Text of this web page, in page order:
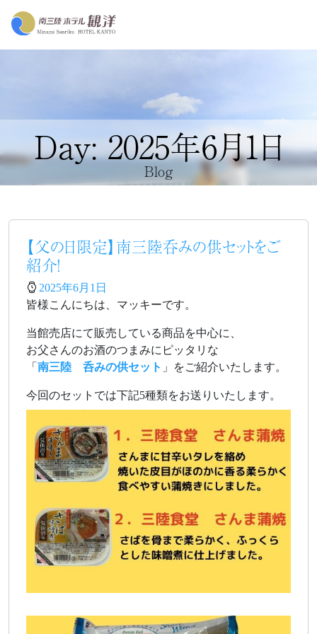
Day: 2025年6月1日
Blog
【父の日限定】南三陸呑みの供セットをご
紹介！
2025年6月1日
皆様こんにちは、マッキーです。
当館売店にて販売している商品を中心に、
お父さんのお酒のつまみにピッタリな
「 南三陸 呑みの供セット 」をご紹介いたします。
今回のセットでは下記5種類をお送りいたします。